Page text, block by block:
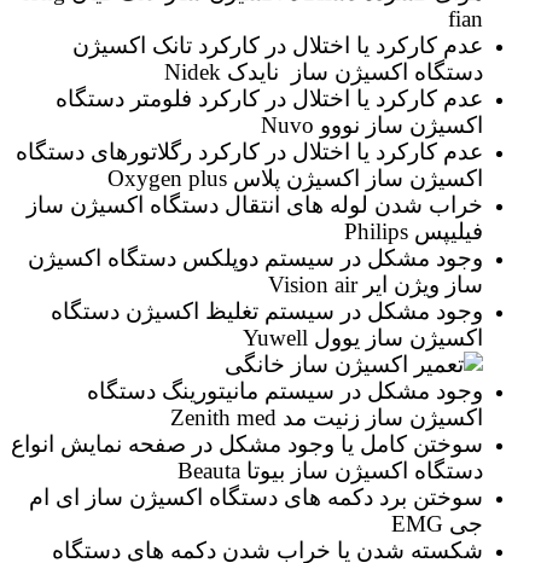
fian
عدم کارکرد یا اختلال در کارکرد تانک اکسیژن
دستگاه اکسیژن ساز نایدک Nidek
عدم کارکرد یا اختلال در کارکرد فلومتر دستگاه
اکسیژن ساز نووو Nuvo
عدم کارکرد یا اختلال در کارکرد رگلاتورهای دستگاه
اکسیژن ساز اکسیژن پلاس Oxygen plus
خراب شدن لوله های انتقال دستگاه اکسیژن ساز
فیلیپس Philips
وجود مشکل در سیستم دوپلکس دستگاه اکسیژن
ساز ویژن ایر Vision air
وجود مشکل در سیستم تغلیظ اکسیژن دستگاه
اکسیژن ساز یوول Yuwell
وجود مشکل در سیستم مانیتورینگ دستگاه
اکسیژن ساز زنیت مد Zenith med
سوختن کامل یا وجود مشکل در صفحه نمایش انواع
دستگاه اکسیژن ساز بیوتا Beauta
سوختن برد دکمه های دستگاه اکسیژن ساز ای ام
جی EMG
شکسته شدن یا خراب شدن دکمه های دستگاه